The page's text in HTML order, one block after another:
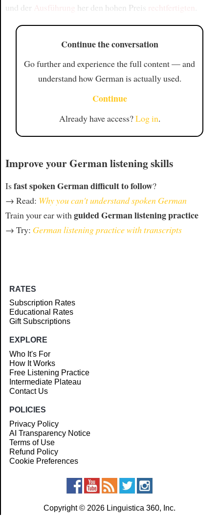
und der Ausführung her den hohen Preis rechtfertigten
Continue the conversation
Go further and experience the full content — and
understand how German is actually used.
Continue
Already have access?Log in.
Improve your German listening skills
Isfast spoken German difficult to follow?
→ Read: Why you can't understand spoken German
Train your ear withguided German listening practice
→ Try: German listening practice with transcripts
RATES
Subscription Rates
Educational Rates
Gift Subscriptions
EXPLORE
Who It's For
How It Works
Free Listening Practice
Intermediate Plateau
Contact Us
POLICIES
Privacy Policy
AI Transparency Notice
Terms of Use
Refund Policy
Cookie Preferences
Copyright © 2026 Linguistica 360, Inc.